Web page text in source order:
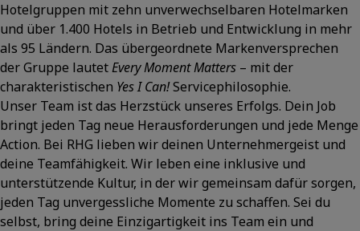
Hotelgruppen mit zehn unverwechselbaren Hotelmarken
und über 1.400 Hotels in Betrieb und Entwicklung in mehr
als 95 Ländern. Das übergeordnete Markenversprechen
der Gruppe lautetEvery Moment Matters – mit der
charakteristischen Yes I Can!Servicephilosophie.
Unser Team ist das Herzstück unseres Erfolgs. Dein Job
bringt jeden Tag neue Herausforderungen und jede Menge
Action. Bei RHG lieben wir deinen Unternehmergeist und
deine Teamfähigkeit. Wir leben eine inklusive und
unterstützende Kultur, in der wir gemeinsam dafür sorgen,
jeden Tag unvergessliche Momente zu schaffen. Sei du
selbst, bring deine Einzigartigkeit ins Team ein und